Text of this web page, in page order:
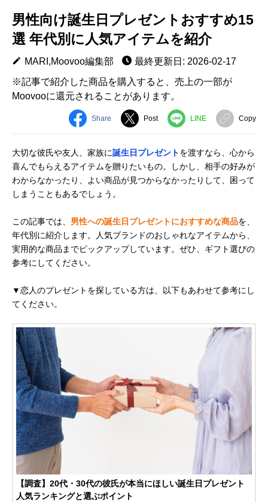
男性向け誕生日プレゼントおすすめ15
選 年代別に人気アイテムを紹介
MARI,Moovoo編集部
最終更新日: 2026-02-17
※記事で紹介した商品を購入すると、売上の一部が
Moovooに還元されることがあります。
Share Post LINE Copy
大切な彼氏や友人、家族に誕生日プレゼントを渡すなら、心から
喜んでもらえるアイテムを贈りたいもの。しかし、相手の好みが
わからなかったり、よい商品が見つからなかったりして、困って
しまうこともあるでしょう。
この記事では、 男性への誕生日プレゼントにおすすめな商品を、
年代別に紹介します。人気ブランドのおしゃれなアイテムから、
実用的な商品までピックアップしています。ぜひ、ギフト選びの
参考にしてください。
▼恋人のプレゼントを探している方は、以下もあわせて参考にし
てください。
【調査】20代・30代の彼氏が本当にほしい誕生日プレゼント
人気ランキングと選ぶポイント